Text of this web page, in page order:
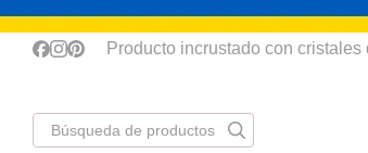
Перейти к основному контенту
Producto incrustado con